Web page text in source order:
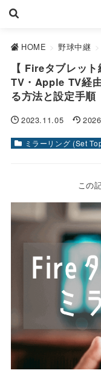
HOME > 野球中継 >
【 Fireタブレッ
TV・Apple TV経
る方法と設定手順
2023.11.05
ミラーリング (Set
この